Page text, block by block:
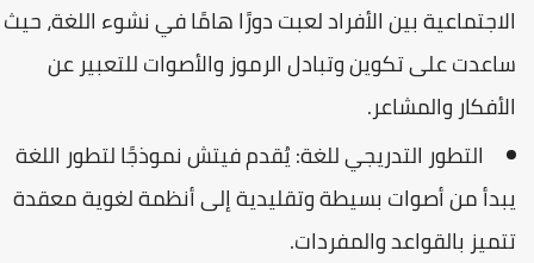
الاجتماعية بين الأفراد لعبت دورًا هامًا في نشوء اللغة، حيث
ساعدت على تكوين وتبادل الرموز والأصوات للتعبير عن
الأفكار والمشاعر.
التطور التدريجي للغة: يُقدم فيتش نموذجًا لتطور اللغة
يبدأ من أصوات بسيطة وتقليدية إلى أنظمة لغوية معقدة
تتميز بالقواعد والمفردات.